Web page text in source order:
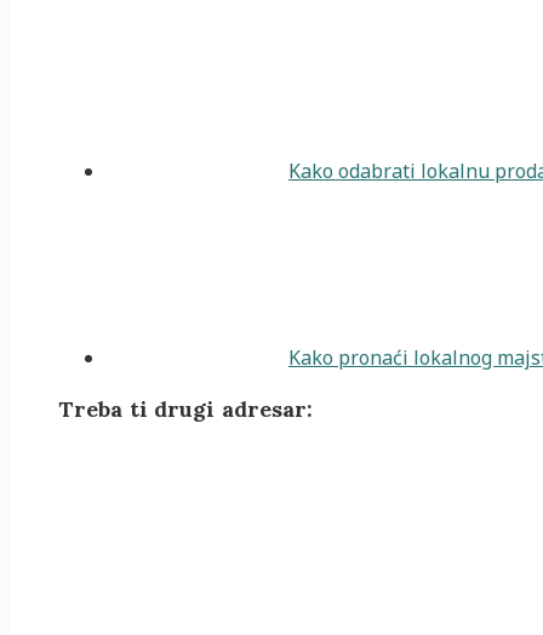
Kako odabrati lokalnu
Kako pronaći lokalnog
Treba ti drugi adresar: